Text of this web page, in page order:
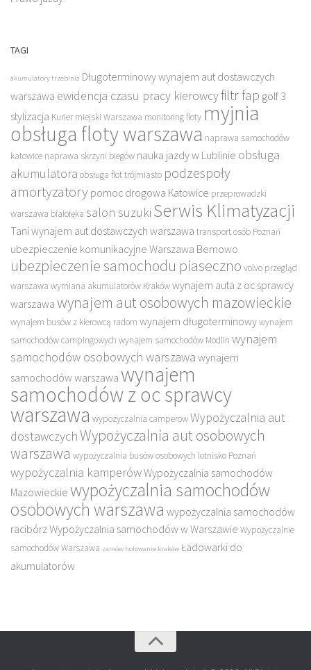
TAGI
akumulatory trzebinia Długoterminowy wynajem aut dostawczych
warszawa ewidencja czasu pracy kierowcyfiltr fap golf 3
stylizacja Kurier miejski Warszawa monitoring floty myjnia
obsługa floty warszawa naprawa samochodów
katowice naprawa skrzyni biegów nauka jazdy w Lublinie obsługa
akumulatora obsługa flot trójmiasto podzespoły
amortyzatory pomoc drogowa Katowice przeprowadzki
warszawa białołęka salon suzuki Serwis Klimatyzacji
Tani wynajem aut dostawczych warszawa transport osób Poznań
ubezpieczenie komunikacyjne Warszawa Bemowo
ubezpieczenie samochodu piaseczno volvo przegląd
warszawa wymiana akumulatorów Krakówwynajem auta z oc sprawcy
warszawa wynajem aut osobowych mazowieckie
wynajem busów z kierowcą radom wynajem długoterminowywynajem
samochodów campingowych wynajem samochodów Modlin wynajem
samochodów osobowych warszawa wynajem
samochodów warszawa wynajem
samochodów z oc sprawcy
warszawa wypozyczalnia camperowWypożyczalnia aut
dostawczychWypożyczalnia aut osobowych
warszawa wypożyczalnia busów osobowych lotnisko Poznań
wypożyczalnia kamperówWypożyczalnia samochodów
Mazowieckie wypożyczalnia samochodów
osobowych warszawa wypożyczalnia samochodów
racibórzWypożyczalnia samochodów w Warszawie Wypożyczalnie
samochodów Warszawa zamów holowanie kraków Ładowarki do
akumulatorów